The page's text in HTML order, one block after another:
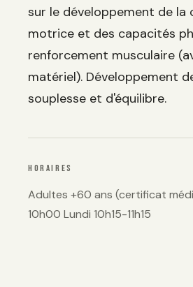
sur le développement de la
motrice et des capacités
renforcement musculaire
matériel). Développement
souplesse et d'équilibre.
HORAIRES
Adultes +60 ans (certificat
10h00 Lundi 10h15-11h15